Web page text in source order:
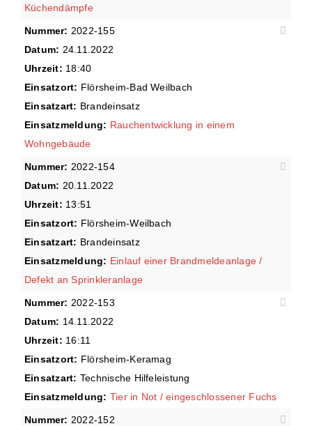
Küchendämpfe
Nummer: 2022-155
Datum: 24.11.2022
Uhrzeit: 18:40
Einsatzort: Flörsheim-Bad Weilbach
Einsatzart: Brandeinsatz
Einsatzmeldung: Rauchentwicklung in einem
Wohngebäude
Nummer: 2022-154
Datum: 20.11.2022
Uhrzeit: 13:51
Einsatzort: Flörsheim-Weilbach
Einsatzart: Brandeinsatz
Einsatzmeldung: Einlauf einer Brandmeldeanlage /
Defekt an Sprinkleranlage
Nummer: 2022-153
Datum: 14.11.2022
Uhrzeit: 16:11
Einsatzort: Flörsheim-Keramag
Einsatzart: Technische Hilfeleistung
Einsatzmeldung: Tier in Not / eingeschlossener Fuchs
Nummer: 2022-152